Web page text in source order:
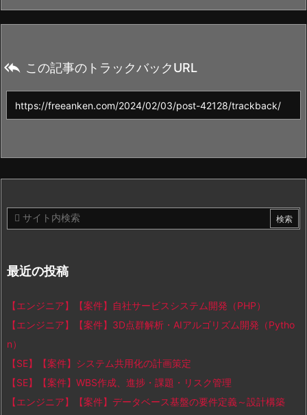
 この記事のトラックバックURL
最近の投稿
【エンジニア】【案件】自社サービスシステム開発（PHP）
【エンジニア】【案件】3D点群解析・AIアルゴリズム開発（Pytho
n）
【SE】【案件】システム共用化の計画策定
【SE】【案件】WBS作成、進捗・課題・リスク管理
【エンジニア】【案件】データベース基盤の要件定義～設計構築